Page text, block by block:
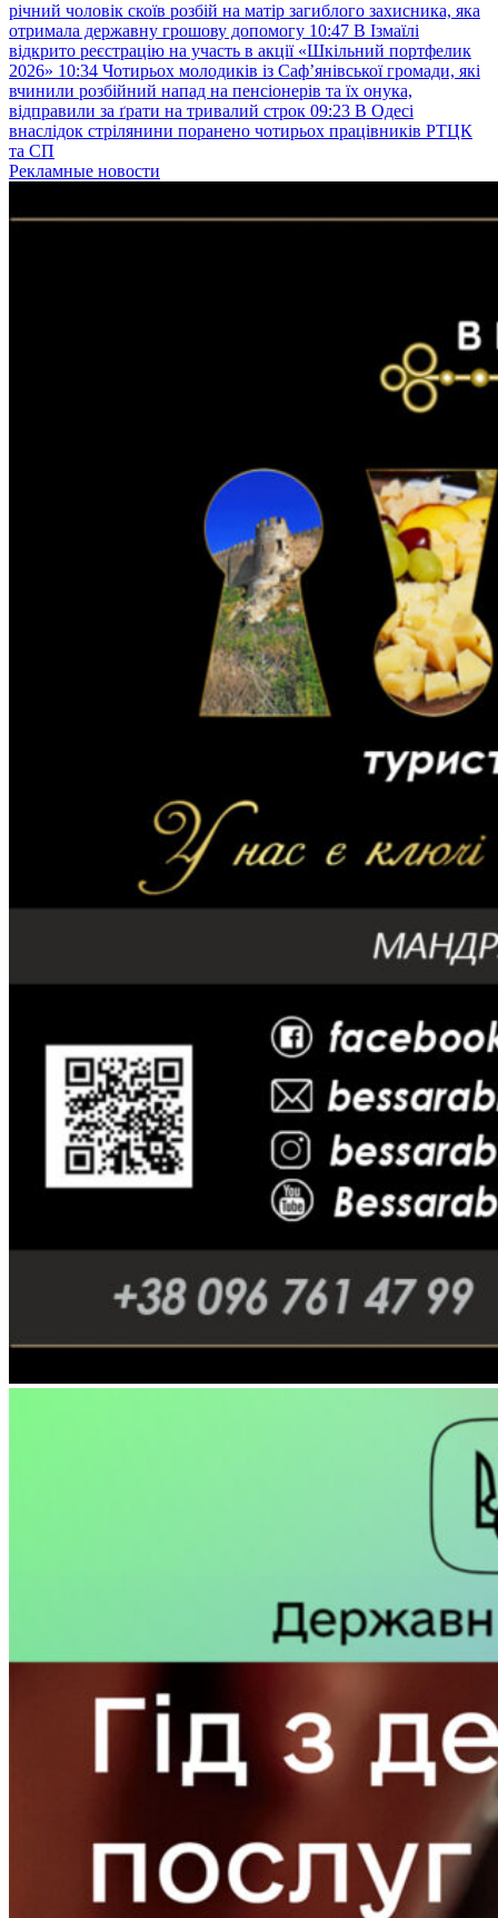
річний чоловік скоїв розбій на матір загиблого захисника, яка
отримала державну грошову допомогу 10:47 В Ізмаїлі
відкрито реєстрацію на участь в акції «Шкільний портфелик
2026» 10:34 Чотирьох молодиків із Саф’янівської громади, які
вчинили розбійний напад на пенсіонерів та їх онука,
відправили за ґрати на тривалий строк 09:23 В Одесі
внаслідок стрілянини поранено чотирьох працівників РТЦК
та СП
Рекламные новости